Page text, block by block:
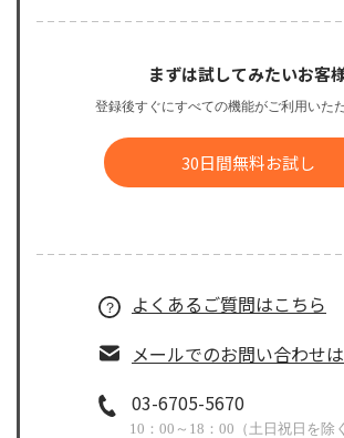
まずは試してみたいお客
登録後すぐにすべての機能がご利用いた
30日間無料お試し
よくあるご質問はこちら
メールでのお問い合わせ
03-6705-5670
10：00～18：00（土日祝日を除